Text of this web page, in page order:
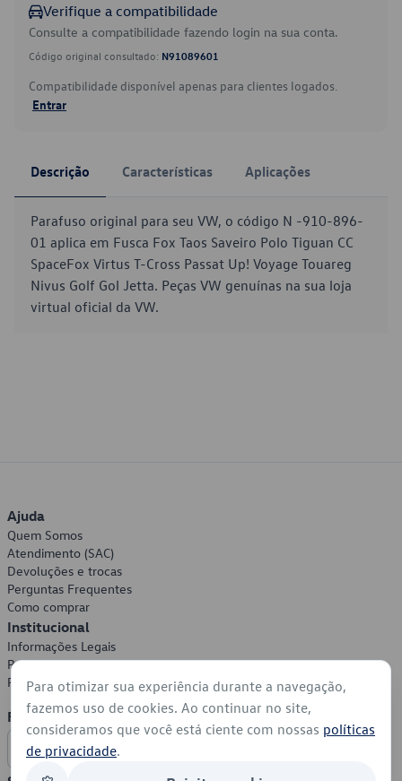
Verifique a compatibilidade
Consulte a compatibilidade fazendo login na sua conta.
Código original consultado: N91089601
Compatibilidade disponível apenas para clientes logados.
Entrar
Descrição Características Aplicações
Parafuso original para seu VW, o código N -910-896-
01 aplica em Fusca Fox Taos Saveiro Polo Tiguan CC
SpaceFox Virtus T-Cross Passat Up! Voyage Touareg
Nivus Golf Gol Jetta. Peças VW genuínas na sua loja
virtual oficial da VW.
Ajuda
Quem Somos
Atendimento (SAC)
Devoluções e trocas
Perguntas Frequentes
Como comprar
Institucional
Informações Legais
Política de Privacidade
Política de Cookies
Formas de Pagamento
Para otimizar sua experiência durante a navegação,
fazemos uso de cookies. Ao continuar no site,
consideramos que você está ciente com nossas políticas
de privacidade.